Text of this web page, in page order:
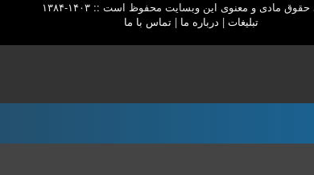
مادی و معنوی این وبسایت محفوظ است :: ۱۴۰۳-۱۳۸۴
تبلیغات | درباره ما |تماس با ما